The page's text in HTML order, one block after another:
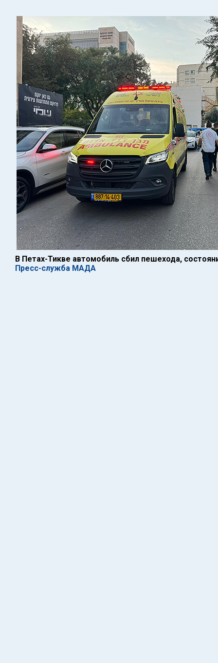
В Петах-Тикве автомобиль сбил пешехода,
Пресс-служба МАДА